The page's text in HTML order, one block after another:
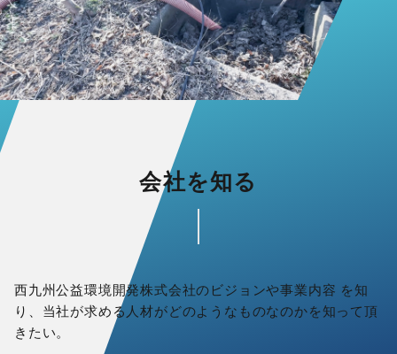
会社を知る
西九州公益環境開発株式会社のビジョンや事業内容 を知
り、当社が求める人材がどのようなものなのかを知って頂
きたい。